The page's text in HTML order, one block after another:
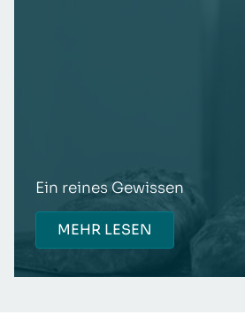
Ein reines Gewissen
MEHR LESEN